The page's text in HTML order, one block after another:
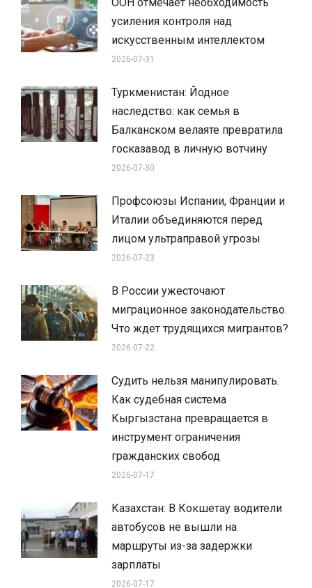
усиления контроля над
искусственным интеллектом
2026-07-31
Туркменистан: Йодное
наследство: как семья в
Балканском велаяте превратила
госказавод в личную вотчину
2026-07-30
Профсоюзы Испании, Франции и
Италии объединяются перед
лицом ультраправой угрозы
2026-07-23
В России ужесточают
миграционное законодательство.
Что ждет трудящихся мигрантов?
2026-07-22
Судить нельзя манипулировать.
Как судебная система
Кыргызстана превращается в
инструмент ограничения
гражданских свобод
2026-07-17
Казахстан: В Кокшетау водители
автобусов не вышли на
маршруты из-за задержки
зарплаты
2026-07-17